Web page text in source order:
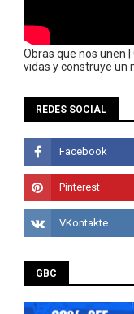
Obras que nos unen
vidas y construye un
REDES SOCIAL
GBC